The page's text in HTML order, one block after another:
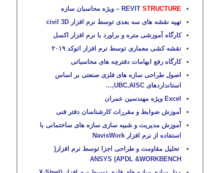
REVITSTRUCTURE
– ویژه محاسبان سازه
تهیه نقشه های سه بعدی توسط نرم افزار civil 3D
کارگاه آموزشی متره و براورد با نرم افزار اکسل
نقشه کشی معماری توسط نرم افزار اتوکد ۲۰۱۹
کارگاه رفع ابهامات دفترچه های محاسباتی
اصول طراحی سازه های فلزی صنعتی بر اساس
استانداردهای UBC,AISC,…
Excel ویژه مهندسین عمران
آموزش ضوابط و مقررات کارشناسان دفتر فنی
آموزش مدیریت و شبیه سازی سازه های ساختمانی با
استفاده از نرم افزار NavisWork
تحلیل مقاومت و طراحی اجزا توسط نرم افزار(
ANSYS (APDL &WORKBENCH